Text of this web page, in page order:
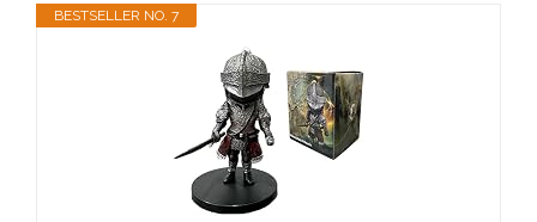
BESTSELLER NO. 7